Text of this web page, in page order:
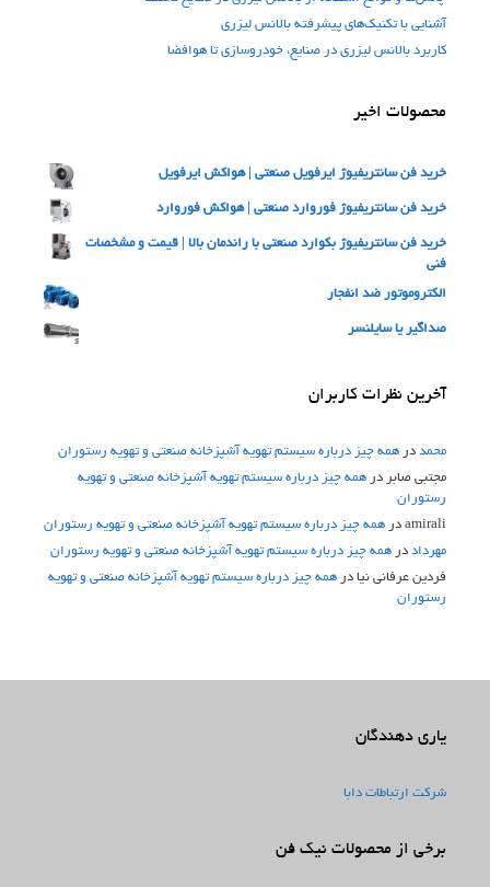
آشنایی با تکنیک‌های پیشرفته بالانس لیزری
کاربرد بالانس لیزری در صنایع، خودروسازی تا هوافضا
محصولات اخیر
خرید فن سانتریفیوژ ایرفویل صنعتی | هواکش ایرفویل
خرید فن سانتریفیوژ فوروارد صنعتی | هواکش فوروارد
خرید فن سانتریفیوژ بکوارد صنعتی با راندمان بالا | قیمت و مشخصات
فنی
الکتروموتور ضد انفجار
صداگیر یا سایلنسر
آخرین نظرات کاربران
محمد در همه چیز درباره سیستم تهویه آشپزخانه صنعتی و تهویه رستوران
مجتبی صابر در همه چیز درباره سیستم تهویه آشپزخانه صنعتی و تهویه
رستوران
amirali در همه چیز درباره سیستم تهویه آشپزخانه صنعتی و تهویه رستوران
مهرداد در همه چیز درباره سیستم تهویه آشپزخانه صنعتی و تهویه رستوران
فردین عرفانی نیا در همه چیز درباره سیستم تهویه آشپزخانه صنعتی و تهویه
رستوران
یاری دهندگان
شرکت ارتباطات دابا
برخی از محصولات نیک فن